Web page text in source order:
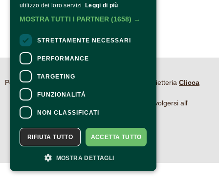
Per informazioni e supporto all'acquisto della biglietteria Clicca
Per informazioni sul programma e l'evento, rivolgersi all'
organizzatore
utilizzo dei loro servizi. Leggi di più
MOSTRA TUTTI I PARTNER (1658) →
STRETTAMENTE NECESSARI
PERFORMANCE
TARGETING
FUNZIONALITÀ
NON CLASSIFICATI
ACCETTA TUTTO
RIFIUTA TUTTO
MOSTRA DETTAGLI